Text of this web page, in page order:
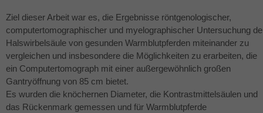
Ziel dieser Arbeit war es, die Ergebnisse röntgenologischer,
computertomographischer und myelographischer Untersuchung
Halswirbelsäule von gesunden Warmblutpferden miteinander zu
vergleichen und insbesondere die Möglichkeiten zu erarbeiten, die
ein Computertomograph mit einer außergewöhnlich großen
Gantryöffnung von 85 cm bietet.
Es wurden die knöchernen Diameter, die Kontrastmittelsäulen und
das Rückenmark gemessen und für Warmblutpferde